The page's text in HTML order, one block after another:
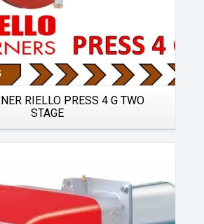
RIELLO PRESS 4 G TWO
STAGE
Details